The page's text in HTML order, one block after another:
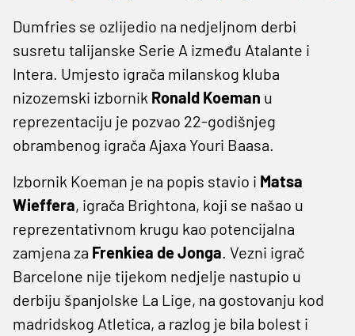
Dumfries se ozlijedio na nedjeljnom derbi
susretu talijanske Serie A između Atalante i
Intera. Umjesto igrača milanskog kluba
nizozemski izbornik Ronald Koeman u
reprezentaciju je pozvao 22-godišnjeg
obrambenog igrača Ajaxa Youri Baasa.
Izbornik Koeman je na popis stavio i Matsa
Wieffera, igrača Brightona, koji se našao u
reprezentativnom krugu kao potencijalna
zamjena za Frenkiea de Jonga. Vezni igrač
Barcelone nije tijekom nedjelje nastupio u
derbiju španjolske La Lige, na gostovanju kod
madridskog Atletica, a razlog je bila bolest i